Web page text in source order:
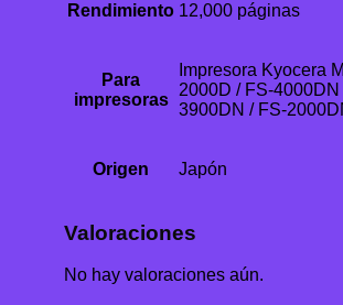
Rendimiento 12,000 páginas
Para
impresoras
Impresora Kyocera
2000D / FS-4000DN
3900DN / FS-
Origen Japón
Valoraciones
No hay valoraciones aún.